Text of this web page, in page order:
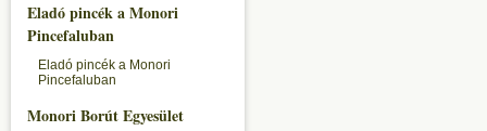
Eladó pincék a Monori
Pincefaluban
Eladó pincék a Monori
Pincefaluban
Monori Borút Egyesület